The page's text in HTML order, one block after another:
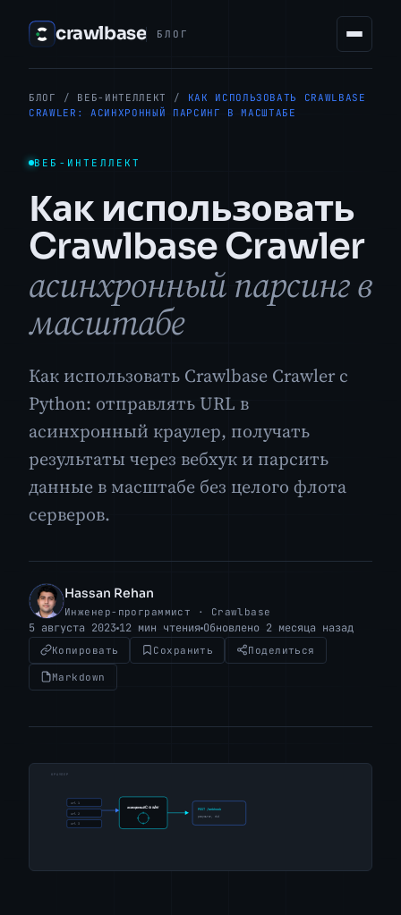
crawlbase БЛОГ
БЛОГ / ВЕБ-ИНТЕЛЛЕКТ /
КАК ИСПОЛЬЗОВАТЬ CRAWLBASE
CRAWLER: АСИНХРОННЫЙ ПАРСИНГ В МАСШТАБЕ
ВЕБ-ИНТЕЛЛЕКТ
Как использовать
Crawlbase Crawler
асинхронный парсинг в
масштабе
Как использовать Crawlbase Crawler с
Python: отправлять URL в
асинхронный краулер, получать
результаты через вебхук и парсить
данные в масштабе без целого флота
серверов.
HR
Hassan Rehan
Инженер-программист · Crawlbase
5 августа 2023 12 мин чтения Обновлено 2 месяца назад
Копировать Сохранить Поделиться
Markdown